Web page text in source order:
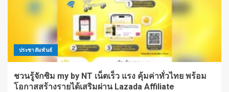
ประชาสัมพันธ์
ชวนรู้จักซิม my by NT เน็ตเร็ว แรง คุ้มค่าทั่วไทย พร้อม
โอกาสสร้างรายได้เสริมผ่าน Lazada Affiliate